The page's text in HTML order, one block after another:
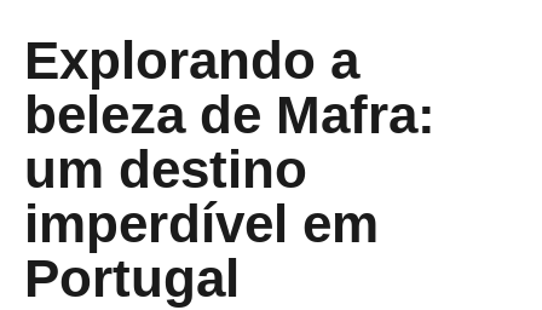
Explorando a
beleza de Mafra:
um destino
imperdível em
Portugal